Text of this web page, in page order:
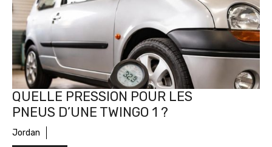
QUELLE PRESSION POUR LES
PNEUS D’UNE TWINGO 1 ?
Jordan